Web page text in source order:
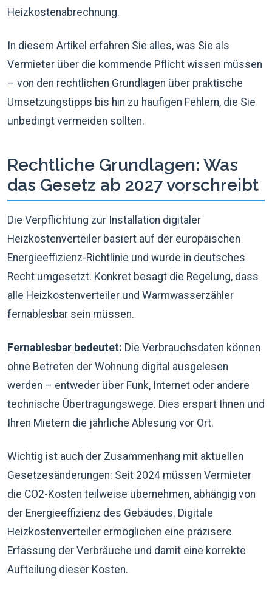
Heizkostenabrechnung.
In diesem Artikel erfahren Sie alles, was Sie als
Vermieter über die kommende Pflicht wissen müssen
– von den rechtlichen Grundlagen über praktische
Umsetzungstipps bis hin zu häufigen Fehlern, die Sie
unbedingt vermeiden sollten.
Rechtliche Grundlagen: Was
das Gesetz ab 2027 vorschreibt
Die Verpflichtung zur Installation digitaler
Heizkostenverteiler basiert auf der europäischen
Energieeffizienz-Richtlinie und wurde in deutsches
Recht umgesetzt. Konkret besagt die Regelung, dass
alle Heizkostenverteiler und Warmwasserzähler
fernablesbar sein müssen.
Fernablesbar bedeutet: Die Verbrauchsdaten können
ohne Betreten der Wohnung digital ausgelesen
werden – entweder über Funk, Internet oder andere
technische Übertragungswege. Dies erspart Ihnen und
Ihren Mietern die jährliche Ablesung vor Ort.
Wichtig ist auch der Zusammenhang mit aktuellen
Gesetzesänderungen: Seit 2024 müssen Vermieter
die CO2-Kosten teilweise übernehmen, abhängig von
der Energieeffizienz des Gebäudes. Digitale
Heizkostenverteiler ermöglichen eine präzisere
Erfassung der Verbräuche und damit eine korrekte
Aufteilung dieser Kosten.